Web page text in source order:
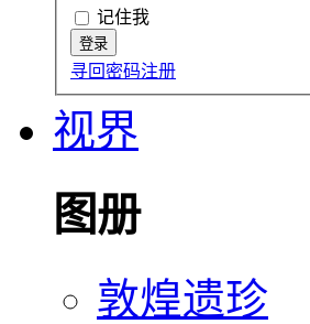
记住我
寻回密码注册
视界
图册
敦煌遗珍